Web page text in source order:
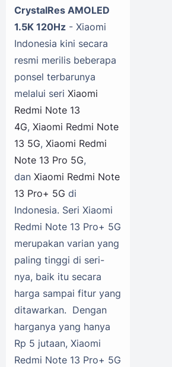
CrystalRes AMOLED
1.5K 120Hz - Xiaomi
Indonesia kini secara
resmi merilis beberapa
ponsel terbarunya
melalui seri Xiaomi
Redmi Note 13
4G, Xiaomi Redmi Note
13 5G, Xiaomi Redmi
Note 13 Pro 5G,
dan Xiaomi Redmi Note
13 Pro+ 5G di
Indonesia. Seri Xiaomi
Redmi Note 13 Pro+ 5G
merupakan varian yang
paling tinggi di seri-
nya, baik itu secara
harga sampai fitur yang
ditawarkan. Dengan
harganya yang hanya
Rp 5 jutaan, Xiaomi
Redmi Note 13 Pro+ 5G